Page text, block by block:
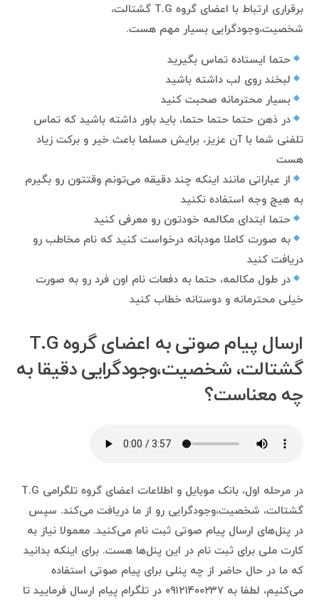
برقراری ارتباط با اعضای گروه T.G گشتالت،
شخصیت،وجودگرایی بسیار مهم هست.
حتما ایستاده تماس بگیرید
لبخند روی لب داشته باشید
بسیار محترمانه صحبت کنید
در ذهن حتما حتما حتما، باید باور داشته باشید که تماس
تلفنی شما با آن عزیز، برایش مسلما باعث خیر و برکت زیاد
هست
از عباراتی مانند اینکه چند دقیقه می‌تونم وقتتون رو بگیرم
به هیچ وجه استفاده نکنید
حتما ابتدای مکالمه خودتون رو معرفی کنید
به صورت کاملا مودبانه درخواست کنید که نام مخاطب رو
دریافت کنید
در طول مکالمه، حتما به دفعات نام اون فرد رو به صورت
خیلی محترمانه و دوستانه خطاب کنید
ارسال پیام صوتی به اعضای گروه T.G
گشتالت، شخصیت،وجودگرایی دقیقا به
چه معناست؟
در مرحله اول، بانک موبایل و اطلاعات اعضای گروه تلگرامی T.G
گشتالت، شخصیت،وجودگرایی رو از ما دریافت می‌کند. سپس
در پنل‌های ارسال پیام صوتی ثبت نام می‌کنید. معمولا نیاز به
کارت ملی برای ثبت نام در این پنل‌ها هست. برای اینکه بدانید
که ما در حال حاضر از چه پنلی برای پیام صوتی استفاده
می‌کنیم، لطفا به ۰۹۱۲۱۴۰۰۲۳۷ در تلگرام پیام ارسال فرمایید تا